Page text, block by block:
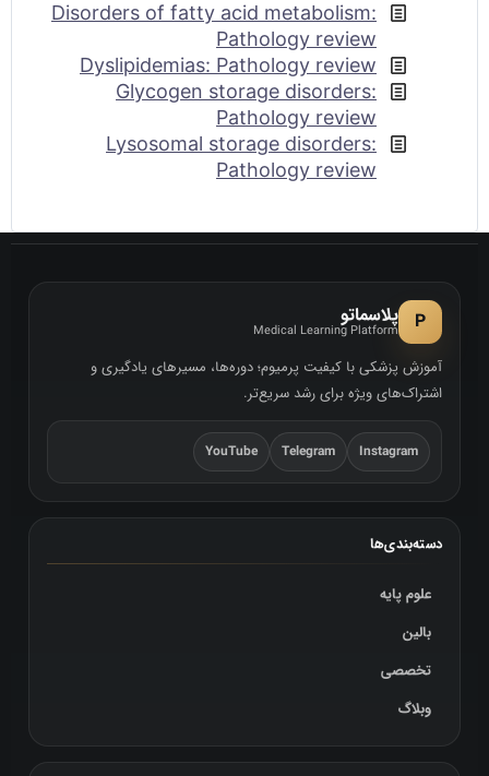
Disorders of fatty acid metabolism:
Pathology review
Dyslipidemias: Pathology review
Glycogen storage disorders:
Pathology review
Lysosomal storage disorders:
Pathology review
P پلاسماتو
Medical Learning Platform
آموزش پزشکی با کیفیت پرمیوم؛ دوره‌ها، مسیرهای یادگیری و
اشتراک‌های ویژه برای رشد سریع‌تر.
Instagram
Telegram
YouTube
دسته‌بندی‌ها
علوم پایه
بالین
تخصصی
وبلاگ